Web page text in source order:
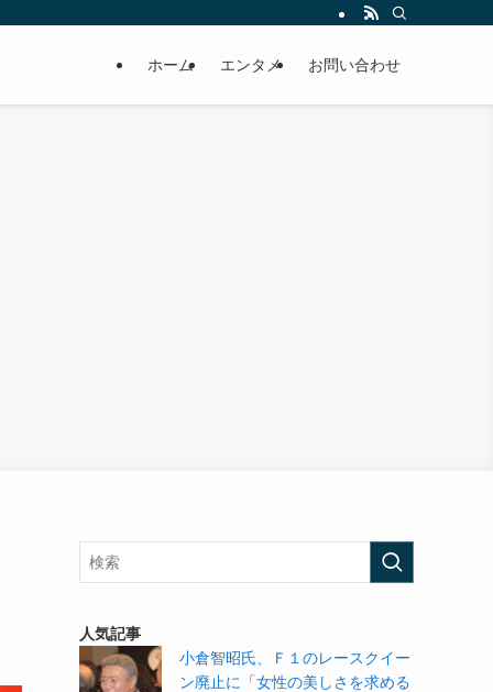
ホーム エンタメ お問い合わせ
人気記事
小倉智昭氏、Ｆ１のレースクイー
ン廃止に「女性の美しさを求める